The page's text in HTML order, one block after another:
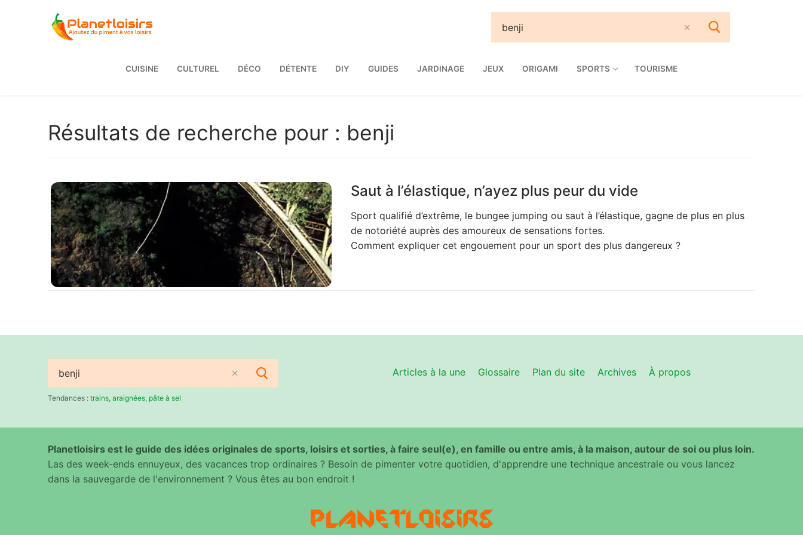
CUISINE CULTUREL DÉCO DÉTENTE DIY GUIDES JARDINAGE JEUX ORIGAMI SPORTS TOURISME
Résultats de recherche pour : benji
Saut à l’élastique, n’ayez plus peur du vide
Sport qualifié d’extrême, le bungee jumping ou saut à l’élastique, gagne de plus en plus
de notoriété auprès des amoureux de sensations fortes.
Comment expliquer cet engouement pour un sport des plus dangereux ?
Rechercher
:Tendances : trains araignées pâte à sel
Articles à la une Glossaire Plan du site Archives À propos
Planetloisirs est le guide des idées originales de sports, loisirs et sorties, à faire seul(e), en famille ou entre amis, à la maison, autour de soi ou plus loin.
Las des week-ends ennuyeux, des vacances trop ordinaires ? Besoin de pimenter votre quotidien, d'apprendre une technique ancestrale ou vous lancez
dans la sauvegarde de l'environnement ? Vous êtes au bon endroit !